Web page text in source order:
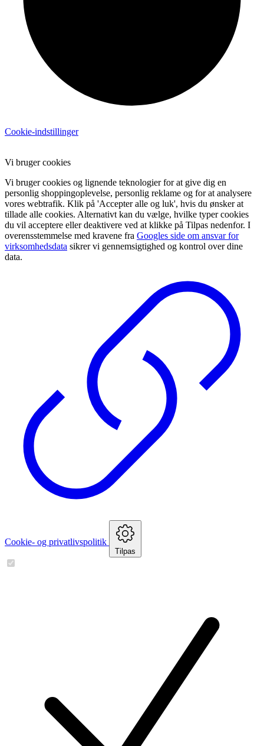
Cookie-indstillinger
Vi bruger cookies
Vi bruger cookies og lignende teknologier for at give dig en
personlig shoppingoplevelse, personlig reklame og for at analysere
vores webtrafik. Klik på 'Accepter alle og luk', hvis du ønsker at
tillade alle cookies. Alternativt kan du vælge, hvilke typer cookies
du vil acceptere eller deaktivere ved at klikke på Tilpas nedenfor. I
overensstemmelse med kravene fra Googles side om ansvar for
virksomhedsdata sikrer vi gennemsigtighed og kontrol over dine
data.
Cookie- og privatlivspolitik
Tilpas